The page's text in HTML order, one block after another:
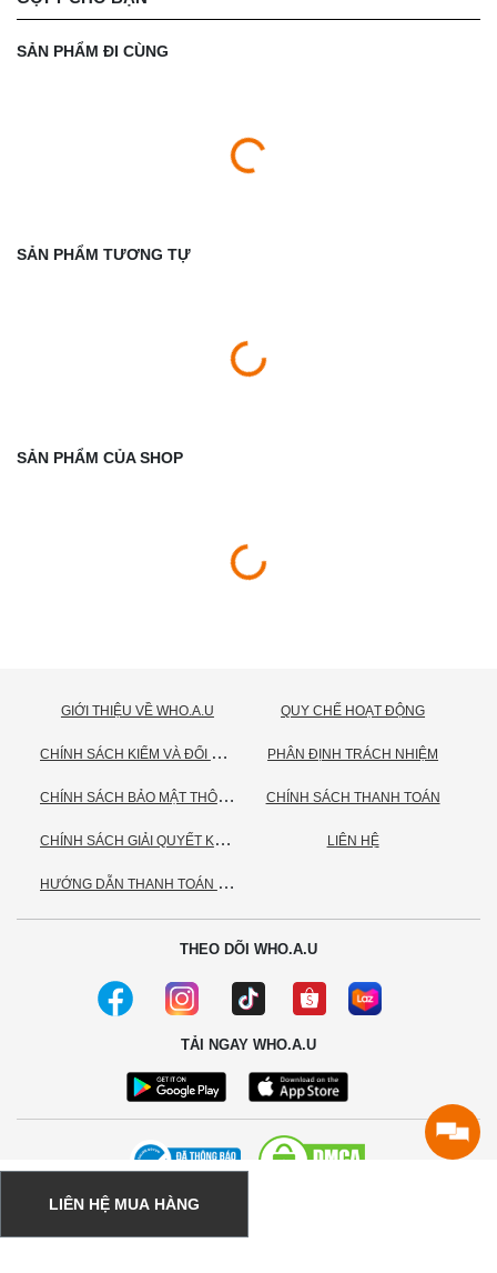
SẢN PHẨM ĐI CÙNG
SẢN PHẨM TƯƠNG TỰ
SẢN PHẨM CỦA SHOP
LIÊN HỆ MUA HÀNG
GIỚI THIỆU VỀ WHO.A.U
C
HÍNH SÁCH KIỂM VÀ ĐỔI TRẢ HÀNG
C
HÍNH SÁCH BẢO MẬT THÔNG TIN CÁ NHÂN
C
HÍNH SÁCH GIẢI QUYẾT KHIẾU NẠI
H
ƯỚNG DẪN THANH TOÁN VNPAY
QUY CHẾ HOẠT ĐỘNG
PHÂN ĐỊNH TRÁCH NHIỆM
CHÍNH SÁCH THANH TOÁN
LIÊN HỆ
THEO DÕI WHO.A.U
TẢI NGAY WHO.A.U
© 2020 - Bản quyền thuộc về Công ty TNHH TC Commerce